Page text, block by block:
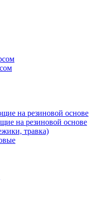
на резиновой основе
на резиновой основе
травка)